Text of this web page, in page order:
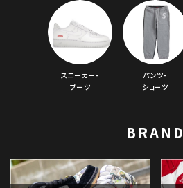
スニーカー・
ブーツ
パンツ・
ショーツ
BRAND